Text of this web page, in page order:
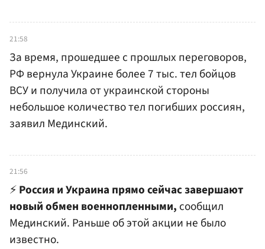
21:58
За время, прошедшее с прошлых переговоров,
РФ вернула Украине более 7 тыс. тел бойцов
ВСУ и получила от украинской стороны
небольшое количество тел погибших россиян,
заявил Мединский.
21:56
⚡️Россия и Украина прямо сейчас завершают
новый обмен военнопленными, сообщил
Мединский. Раньше об этой акции не было
известно.